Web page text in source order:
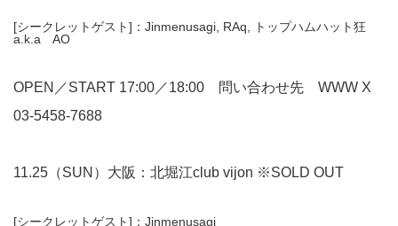
[シークレットゲスト]：Jinmenusagi, RAq, トップハムハット狂
a.k.a AO
OPEN／START 17:00／18:00 問い合わせ先 WWW X
03-5458-7688
11.25（SUN）大阪：北堀江club vijon ※SOLD OUT
[シークレットゲスト]：Jinmenusagi